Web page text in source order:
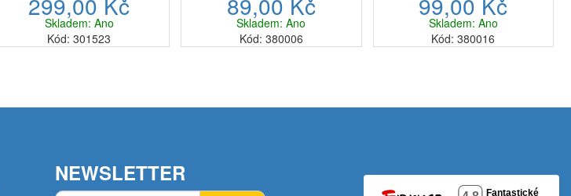
včetně indukčních,
sklokeramických a plynových ...
Skladem: Ano
Kód: 301523
řešením pro úklid vaší d...
Skladem: Ano
Kód: 380006
řešením pro úklid vaší d...
Skladem: Ano
Kód: 380016
NEWSLETTER